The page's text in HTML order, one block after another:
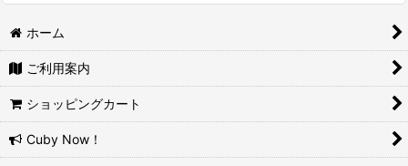
ホーム
ご利用案内
ショッピングカート
Cuby Now！